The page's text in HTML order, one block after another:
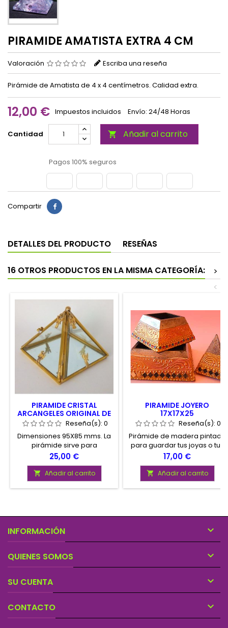
PIRAMIDE AMATISTA EXTRA 4 CM
Valoración Escriba una reseña
Pirámide de Amatista de 4 x 4 centímetros. Calidad extra.
12,00 € Impuestos incluidos Envío: 24/48 Horas
Cantidad  Añadir al carrito
Pagos 100% seguros
Compartir
DETALLES DEL PRODUCTO RESEÑAS
16 OTROS PRODUCTOS EN LA MISMA CATEGORÍA:
>
<
PIRAMIDE CRISTAL
ARCANGELES ORIGINAL DE
MEXICOReseña(s): 0
Dimensiones 95X85 mms. La
pirámide sirve para
potenciar cualquier tipo de
ritual, conseguir que algo o
una situación se alargue y
como potenciador
energético.
Precio
25,00 €
 Añadir al carrito
PIRAMIDE JOYERO
17X17X25
Reseña(s): 0
Pirámide de madera pintada
para guardar tus joyas o tus
amuletos mas preciados
Medidas 17 x 17 x 25 cm
Precio
17,00 €
 Añadir al carrito
INFORMACIÓN 
QUIENES SOMOS 
SU CUENTA 
CONTACTO 